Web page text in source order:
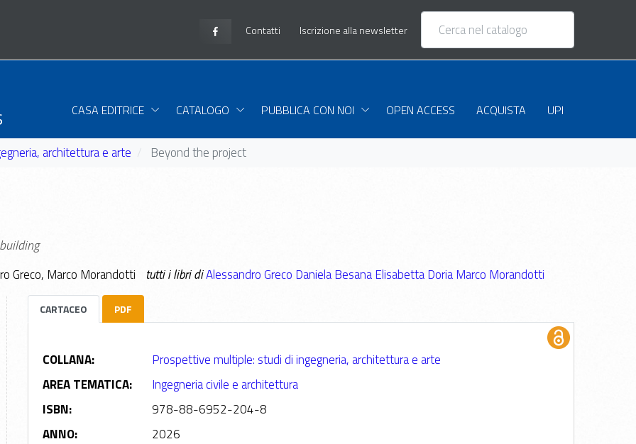
Contatti Iscrizione alla newsletter
CASA EDITRICE CATALOGO PUBBLICA CON NOI OPEN ACCESS ACQUISTA UPI
architettura e arte Beyond the project
Greco, Marco Morandotti tutti i libri diAlessandro Greco Daniela BesanaElisabetta DoriaMarco Morandotti
CARTACEO PDF
COLLANA:
Prospettive multiple: studi di ingegneria, architettura e arte
AREA TEMATICA:
Ingegneria civile e architettura
ISBN:
978-88-6952-204-8
ANNO:
2026